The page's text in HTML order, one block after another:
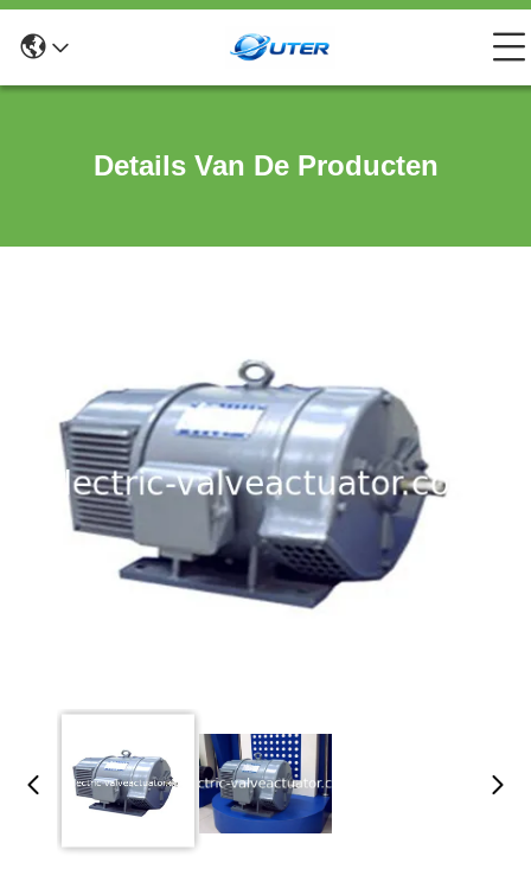
Details Van De Producten